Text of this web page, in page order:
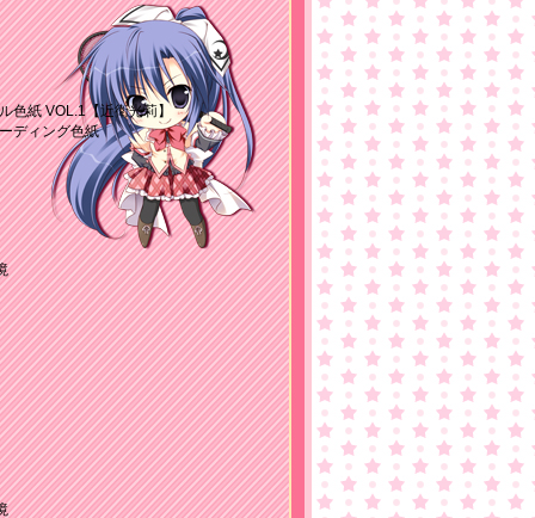
枚公開しました！
14]
色紙 VOL.1【近衛光莉】
ディング色紙